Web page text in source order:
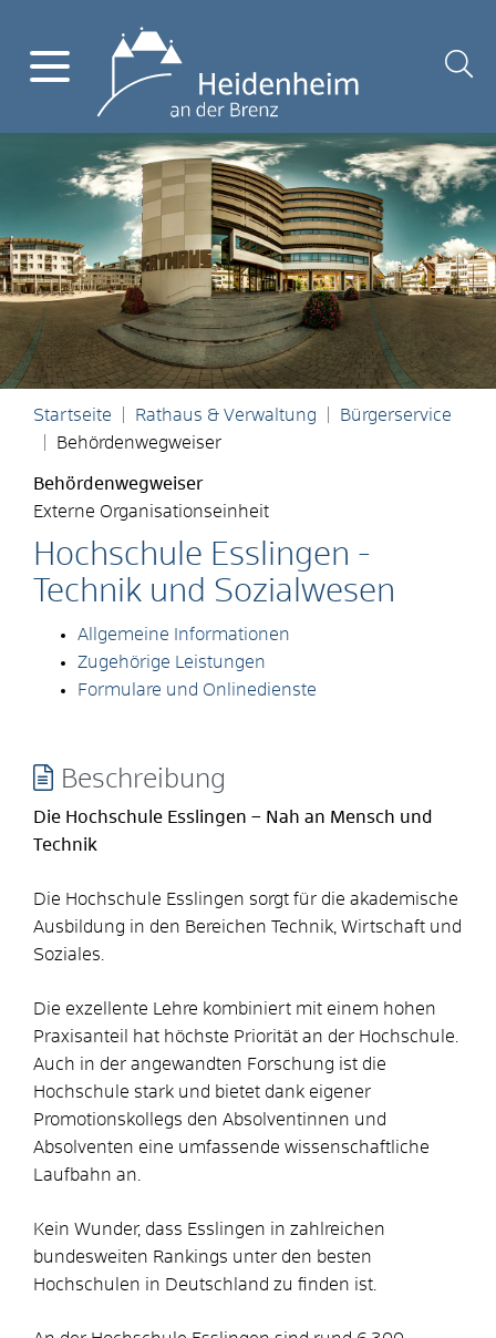
Startseite Rathaus & Verwaltung
Bürgerservice
Behördenwegweiser
Behördenwegweiser
Externe Organisationseinheit
Hochschule Esslingen -
Technik und Sozialwesen
Allgemeine Informationen
Zugehörige Leistungen
Formulare und Onlinedienste
Beschreibung
Die Hochschule Esslingen – Nah an Mensch und
Technik
Die Hochschule Esslingen sorgt für die akademische
Ausbildung in den Bereichen Technik, Wirtschaft und
Soziales.
Die exzellente Lehre kombiniert mit einem hohen
Praxisanteil hat höchste Priorität an der Hochschule.
Auch in der angewandten Forschung ist die
Hochschule stark und bietet dank eigener
Promotionskollegs den Absolventinnen und
Absolventen eine umfassende wissenschaftliche
Laufbahn an.
Kein Wunder, dass Esslingen in zahlreichen
bundesweiten Rankings unter den besten
Hochschulen in Deutschland zu finden ist.